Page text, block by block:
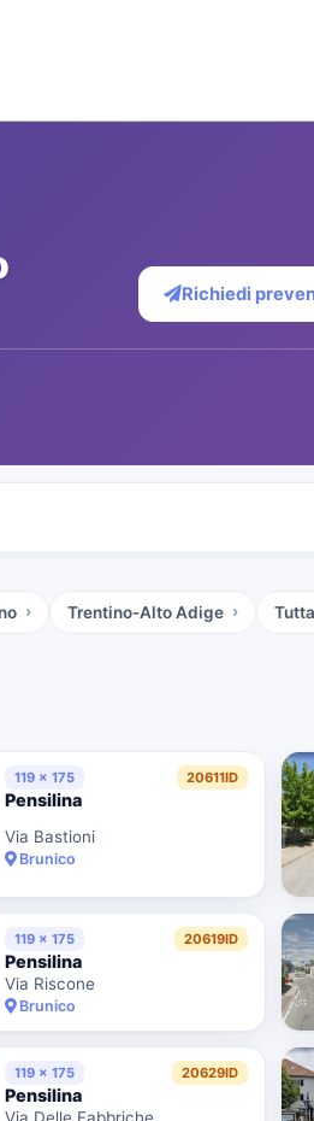
Richiedi
Trentino-Alto Adige
119 x 175 20611ID
Pensilina
Via Bastioni
Brunico
119 x 175 20619ID
Pensilina
Via Riscone
Brunico
119 x 175 20629ID
Pensilina